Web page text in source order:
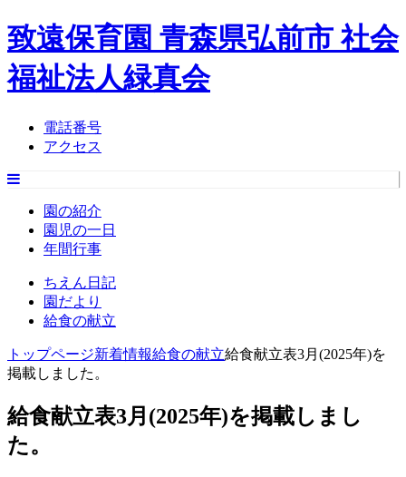
致遠保育園 青森県弘前市 社会
福祉法人緑真会
電話番号
アクセス
園の紹介
園児の一日
年間行事
ちえん日記
園だより
給食の献立
トップページ新着情報給食の献立給食献立表3月(2025年)を
掲載しました。
給食献立表3月(2025年)を掲載しまし
た。